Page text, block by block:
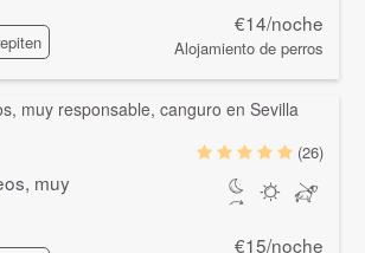
€14/noche
Alojamiento de perros
muy
(26)
€15/noche